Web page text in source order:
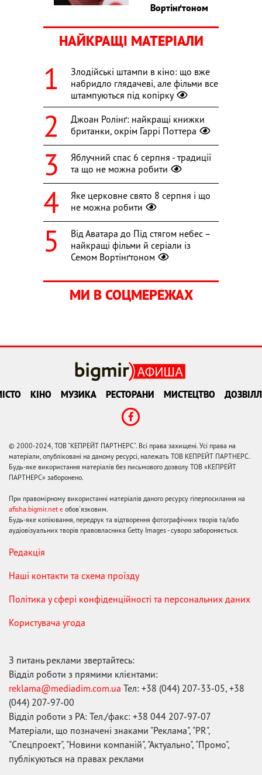
Вортінґтоном
НАЙКРАЩІ МАТЕРІАЛИ
Злодійські штампи в кіно: що вже
набридло глядачеві, але фільми все
штампуються під копірку
Джоан Ролінґ: найкращі книжки
британки, окрім Гаррі Поттера
Яблучний спас 6 серпня - традиції
та що не можна робити
Яке церковне свято 8 серпня і що
не можна робити
Від Аватара до Під стягом небес –
найкращі фільми й серіали із
Семом Вортінґтоном
МИ В СОЦМЕРЕЖАХ
КІНО МУЗИКА РЕСТОРАНИ МИСТЕЦТВО
© 2000-2024, ТОВ "КЕПРЕЙТ ПАРТНЕРС". Всі права захищені. Усі права на
матеріали, опубліковані на даному ресурсі, належать ТОВ КЕПРЕЙТ ПАРТНЕРС.
Будь-яке використання матеріалів без письмового дозволу ТОВ «КЕПРЕЙТ
ПАРТНЕРС» заборонено.
При правомірному використанні матеріалів даного ресурсу гіперпосилання на
afisha.bigmir.net є обов'язковим.
Будь-яке копіювання, передрук та відтворення фотографічних творів та/або
аудіовізуальних творів правовласника Getty Images - суворо забороняється.
Редакція
Наші контакти та схема проїзду
Політика у сфері конфіденційності та персональних даних
Користувача угода
З питань реклами звертайтесь:
Відділ роботи з прямими клієнтами:
reklama@mediadim.com.ua Тел: +38 (044) 207-33-05, +38
(044) 207-97-00
Відділ роботи з РА: Тел./факс: +38 044 207-97-07
Матеріали, що позначені знаками "Реклама", "PR",
"Спецпроект", "Новини компаній", "Актуально", "Промо",
публікуються на правах реклами